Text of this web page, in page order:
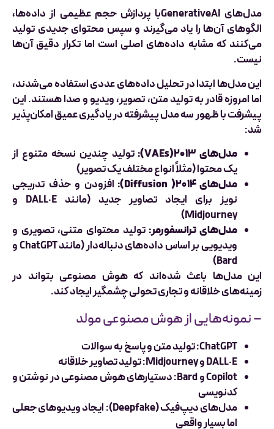
مدل‌های GenerativeAIبا پردازش حجم عظیمی از داده‌ها،
الگوهای آن‌ها را یاد می‌گیرند و سپس محتوای جدیدی تولید
می‌کنند که مشابه داده‌های اصلی است اما تکرار دقیق آن‌ها
نیست.
این مدل‌ها ابتدا در تحلیل داده‌های عددی استفاده می‌شدند،
اما امروزه قادر به تولید متن، تصویر، ویدیو و صدا هستند. این
پیشرفت با ظهور سه مدل پیشرفته در یادگیری عمیق امکان‌پذیر
شد:
مدل‌های VAEs)۲۰۱۳):
تولید چندین نسخه متنوع از
یک محتوا (مثلاً انواع مختلف یک تصویر)
مدل‌های Diffusion )۲۰۱۴):
افزودن و حذف تدریجی
نویز برای ایجاد تصاویر جدید (مانند DALL·E و
Midjourney)
مدل‌های ترانسفورمر:تولید محتوای متنی، تصویری و
ویدیویی بر اساس داده‌های دنباله‌دار (مانند ChatGPT و
Bard)
این مدل‌ها باعث شده‌اند که هوش مصنوعی بتواند در
زمینه‌های خلاقانه و تجاری تحولی چشمگیر ایجاد کند.
– نمونه‌هایی از هوش مصنوعی مولد
ChatGPT: تولید متن و پاسخ به سوالات
DALL·E و Midjourney: تولید تصاویر خلاقانه
Copilot و Bard: دستیارهای هوش مصنوعی در نوشتن و
کدنویسی
مدل‌های دیپ‌فیک (Deepfake): ایجاد ویدیوهای جعلی
اما بسیار واقعی